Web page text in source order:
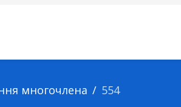
многочлена 554